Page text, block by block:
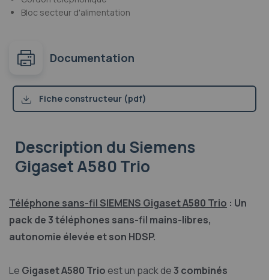
Bloc secteur d'alimentation
Documentation
Fiche constructeur (pdf)
Description du Siemens
Gigaset A580 Trio
Téléphone sans-fil SIEMENS Gigaset A580 Trio : Un
pack de 3 téléphones sans-fil mains-libres,
autonomie élevée et son HDSP.
Le Gigaset A580 Trio est un pack de3 combinés